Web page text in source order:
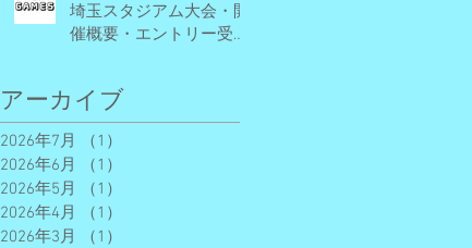
埼玉スタジアム大会・開
催概要・エントリー受付
アーカイブ
2026年7月 （1）
2026年6月
（1）
2026年5月
（1）
2026年4月
（1）
2026年3月
（1）